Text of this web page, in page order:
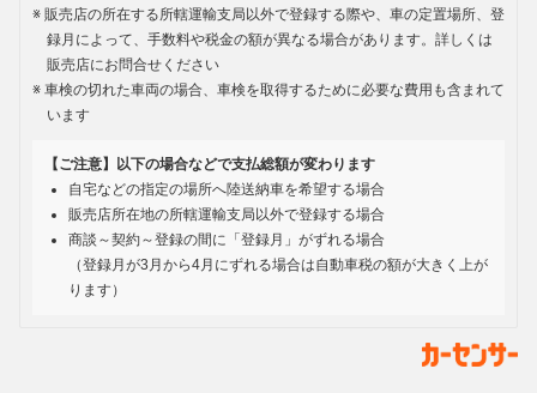
販売店の所在する所轄運輸支局以外で登録する際や、車の定置場所、登
録月によって、手数料や税金の額が異なる場合があります。詳しくは
販売店にお問合せください
車検の切れた車両の場合、車検を取得するために必要な費用も含まれて
います
【ご注意】以下の場合などで支払総額が変わります
自宅などの指定の場所へ陸送納車を希望する場合
販売店所在地の所轄運輸支局以外で登録する場合
商談～契約～登録の間に「登録月」がずれる場合
（登録月が3月から4月にずれる場合は自動車税の額が大きく上が
ります）